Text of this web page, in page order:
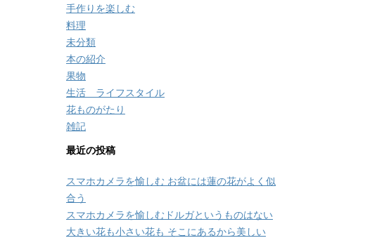
手作りを楽しむ
料理
未分類
本の紹介
果物
生活 ライフスタイル
花ものがたり
雑記
最近の投稿
スマホカメラを愉しむ お盆には蓮の花がよく似
合う
スマホカメラを愉しむドルガというものはない
大きい花も小さい花も そこにあるから美しい